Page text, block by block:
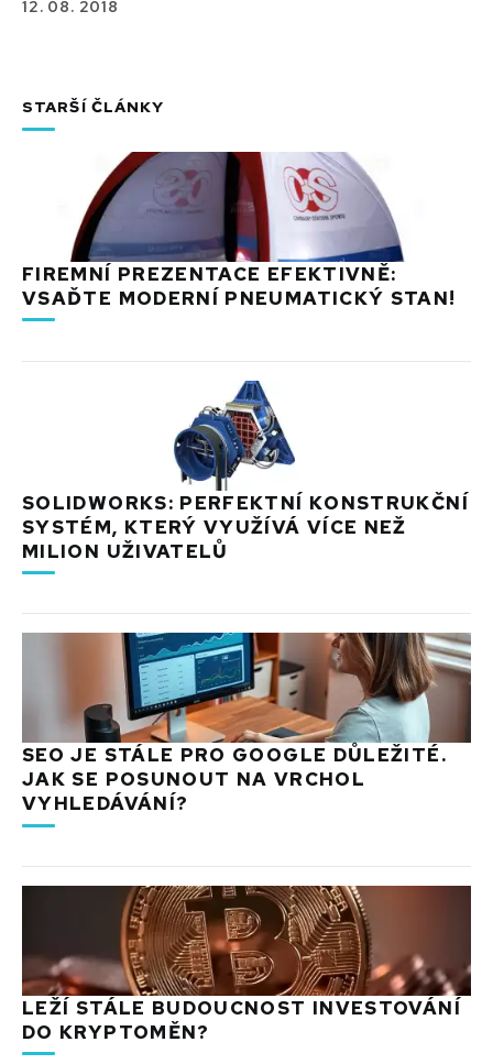
12. 08. 2018
STARŠÍ ČLÁNKY
FIREMNÍ PREZENTACE EFEKTIVNĚ:
VSAĎTE MODERNÍ PNEUMATICKÝ STAN!
SOLIDWORKS: PERFEKTNÍ KONSTRUKČNÍ
SYSTÉM, KTERÝ VYUŽÍVÁ VÍCE NEŽ
MILION UŽIVATELŮ
SEO JE STÁLE PRO GOOGLE DŮLEŽITÉ.
JAK SE POSUNOUT NA VRCHOL
VYHLEDÁVÁNÍ?
LEŽÍ STÁLE BUDOUCNOST INVESTOVÁNÍ
DO KRYPTOMĚN?